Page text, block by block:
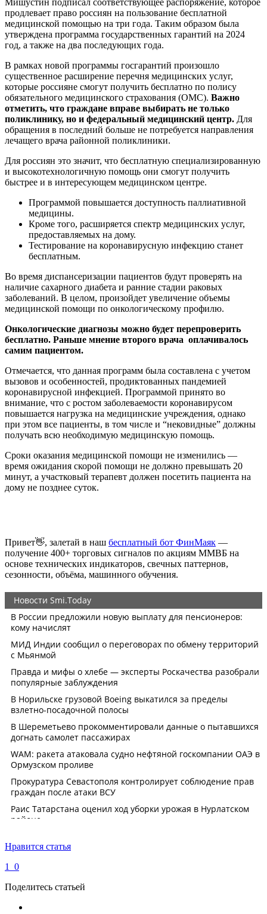
продлевает право россиян на пользование бесплатной
медицинской помощью на три года. Таким образом была
утверждена программа государственных гарантий на 2024
год, а также на два последующих года.
В рамках новой программы госгарантий произошло
существенное расширение перечня медицинских услуг,
которые россияне смогут получить бесплатно по полису
обязательного медицинского страхования (ОМС). Важно
отметить, что граждане вправе выбирать не только
поликлинику, но и федеральный медицинский центр. Для
обращения в последний больше не потребуется направления
лечащего врача районной поликлиники.
Для россиян это значит, что бесплатную специализированную
и высокотехнологичную помощь они смогут получить
быстрее и в интересующем медицинском центре.
Программой повышается доступность паллиативной
медицины.
Кроме того, расширяется спектр медицинских услуг,
предоставляемых на дому.
Тестирование на коронавирусную инфекцию станет
бесплатным.
Во время диспансеризации пациентов будут проверять на
наличие сахарного диабета и ранние стадии раковых
заболеваний. В целом, произойдет увеличение объемы
медицинской помощи по онкологическому профилю.
Онкологические диагнозы можно будет перепроверить
бесплатно. Раньше мнение второго врача оплачивалось
самим пациентом.
Отмечается, что данная программ была составлена с учетом
вызовов и особенностей, продиктованных пандемией
коронавирусной инфекцией. Программой принято во
внимание, что с ростом заболеваемости коронавирусом
повышается нагрузка на медицинские учреждения, однако
при этом все пациенты, в том числе и “нековидные” должны
получать всю необходимую медицинскую помощь.
Сроки оказания медицинской помощи не изменились —
время ожидания скорой помощи не должно превышать 20
минут, а участковый терапевт должен посетить пациента на
дому не позднее суток.
Привет👋, залетай в наш бесплатный бот ФинМаяк —
получение 400+ торговых сигналов по акциям ММВБ на
основе технических индикаторов, свечных паттернов,
сезонности, объёма, машинного обучения.
Нравится статья
1
0
Поделитесь статьей